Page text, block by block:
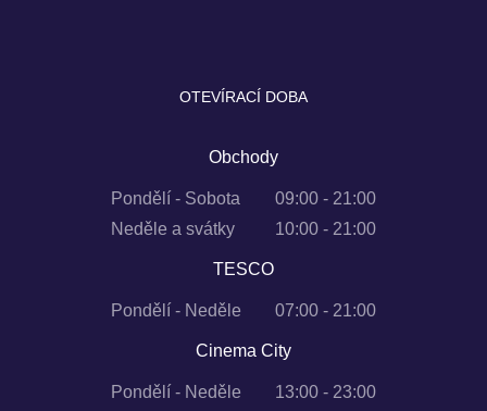
OTEVÍRACÍ DOBA
Obchody
Pondělí - Sobota
09:00 - 21:00
Neděle a svátky
10:00 - 21:00
TESCO
Pondělí - Neděle 07:00 - 21:00
Cinema City
Pondělí - Neděle
13:00 - 23:00